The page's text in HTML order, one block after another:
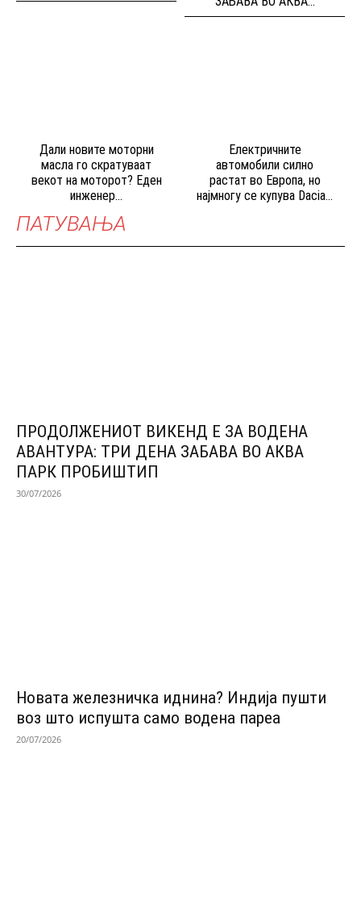
Дали новите моторни
масла го скратуваат
векот на моторот? Еден
инженер...
Електричните
автомобили силно
растат во Европа, но
најмногу се купува Dacia...
ПАТУВАЊА
ПРОДОЛЖЕНИОТ ВИКЕНД Е ЗА ВОДЕНА
АВАНТУРА: ТРИ ДЕНА ЗАБАВА ВО АКВА
ПАРК ПРОБИШТИП
30/07/2026
Новата железничка иднина? Индија пушти
воз што испушта само водена пареа
20/07/2026